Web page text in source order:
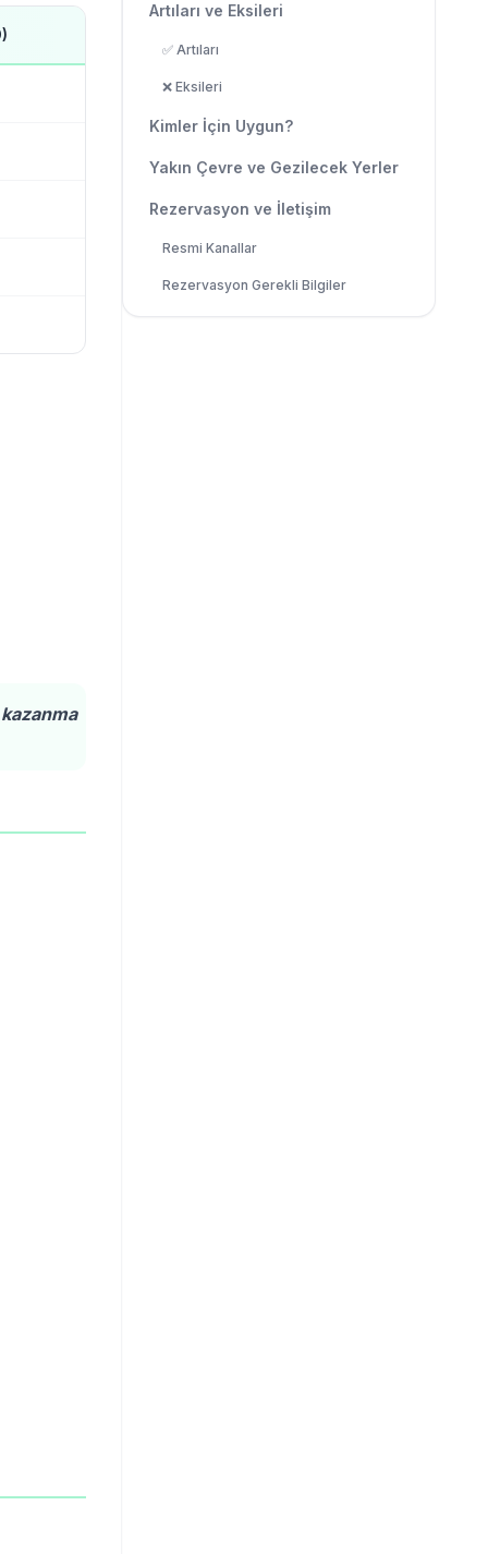
Artıları ve Eksileri
✅ Artıları
❌ Eksileri
Kimler İçin Uygun?
Yakın Çevre ve Gezilecek Yerler
Rezervasyon ve İletişim
Resmi Kanallar
Rezervasyon Gerekli Bilgiler